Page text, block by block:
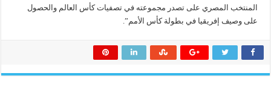
المنتخب المصري على تصدر مجموعته في تصفيات كأس العالم والحصول
على وصيف إفريقيا في بطولة كأس الأمم”.